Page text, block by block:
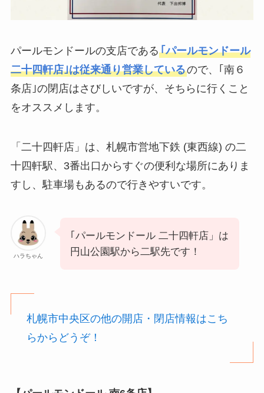
パールモンドールの支店である｢パールモンドール
二十四軒店｣は従来通り営業しているので、｢南６
条店｣の閉店はさびしいですが、そちらに行くこと
をオススメします。
「二十四軒店」は、札幌市営地下鉄 (東西線) の二
十四軒駅、3番出口からすぐの便利な場所にありま
すし、駐車場もあるので行きやすいです。
ハラちゃん
｢パールモンドール 二十四軒店」は
円山公園駅から二駅先です！
札幌市中央区の他の開店・閉店情報はこち
らからどうぞ！